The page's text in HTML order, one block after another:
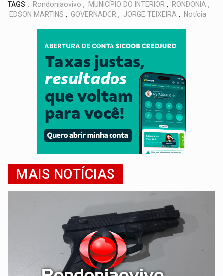
TAGS : Rondoniaovivo , MUNICÍPIO DO INTERIOR , RONDONIA ,
EDSON MARTINS , GOVERNADOR , JORGE TEIXEIRA , Notícia
MAIS NOTÍCIAS